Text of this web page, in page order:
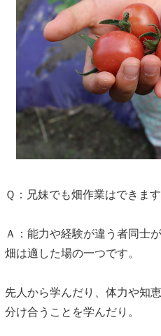
Ｑ：兄妹でも畑作業はできま
Ａ：能力や経験が違う者同士
畑は適した場の一つです。
先人から学んだり、体力や知
分け合うことを学んだり。